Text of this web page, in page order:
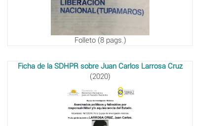
Folleto (8 pags.)
Ficha de la SDHPR sobre Juan Carlos Larrosa Cruz
(2020)